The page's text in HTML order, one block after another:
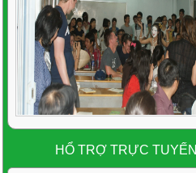
HỔ TRỢ TRỰC TUYẾN